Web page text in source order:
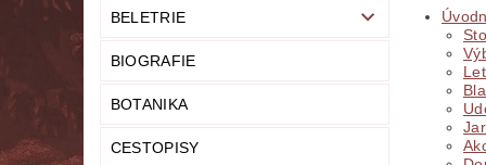
FANTASY
LITERATURA
BELETRIE
BIOGRAFIE
BOTANIKA
CESTOPISY